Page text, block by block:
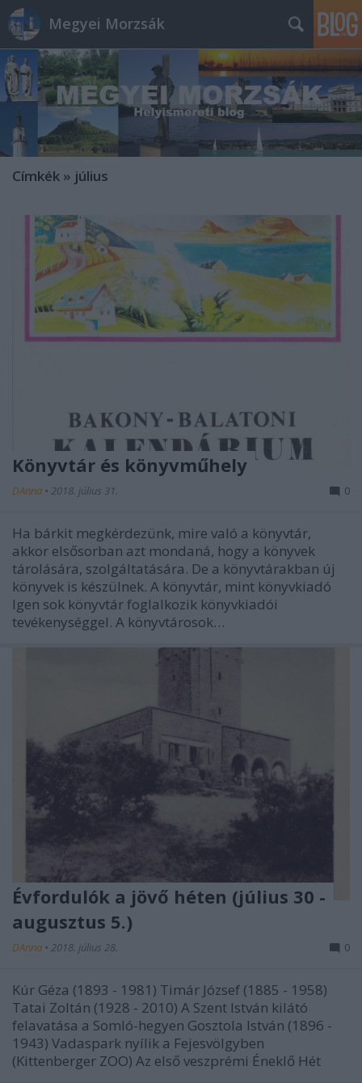
Megyei Morzsák
Címkék » július
Könyvtár és könyvműhely
DAnna • 2018. július 31. 0
Ha bárkit megkérdezünk, mire való a könyvtár,
akkor elsősorban azt mondaná, hogy a könyvek
tárolására, szolgáltatására. De a könyvtárakban új
könyvek is készülnek. A könyvtár, mint könyvkiadó
Igen sok könyvtár foglalkozik könyvkiadói
tevékenységgel. A könyvtárosok…
Évfordulók a jövő héten (július 30 -
augusztus 5.)
DAnna • 2018. július 28. 0
Kúr Géza (1893 - 1981) Timár József (1885 - 1958)
Tatai Zoltán (1928 - 2010) A Szent István kilátó
felavatása a Somló-hegyen Gosztola István (1896 -
1943) Vadaspark nyílik a Fejesvölgyben
(Kittenberger ZOO) Az első veszprémi Éneklő Hét